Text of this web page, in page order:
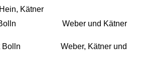
Kätner
Weber und Kätner
Bolln
Weber, Kätner und